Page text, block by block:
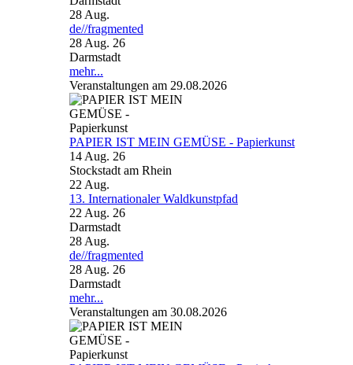
28 Aug.
de//fragmented
28 Aug. 26
Darmstadt
mehr...
Veranstaltungen am 29.08.2026
PAPIER IST MEIN GEMÜSE - Papierkunst
14 Aug. 26
Stockstadt am Rhein
22 Aug.
13. Internationaler Waldkunstpfad
22 Aug. 26
Darmstadt
28 Aug.
de//fragmented
28 Aug. 26
Darmstadt
mehr...
Veranstaltungen am 30.08.2026